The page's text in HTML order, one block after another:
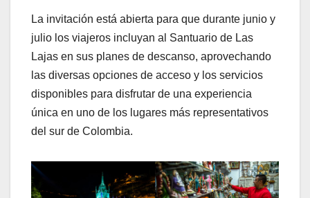
La invitación está abierta para que durante junio y
julio los viajeros incluyan al Santuario de Las
Lajas en sus planes de descanso, aprovechando
las diversas opciones de acceso y los servicios
disponibles para disfrutar de una experiencia
única en uno de los lugares más representativos
del sur de Colombia.